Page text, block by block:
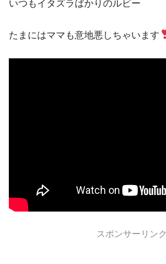
いつもイタズラばかりのルビー
たまにはママも意地悪しちゃいます
スポンサーリンク